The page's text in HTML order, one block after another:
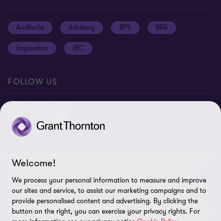
Ética y Manual de Gestión de Calidad
Disclaimer
Preferencias de cookies
Auditoría Advisory BPS BRS
Impuestos IBC
FOLLOW US
© 2026 Grant Thornton Argentina. Todos los derechos reservados.
'Grant Thornton' se refiere a la marca bajo la cual las firmas
miembro de Grant Thornton prestan servicios de auditoría,
impuestos y consultoría a sus clientes, y/o se refiere a una o más
firmas miembro, según lo requiera el contexto. Grant Thornton
Argentina es una firma miembro de Grant Thornton International
Welcome!
We process your personal information to measure and improve
our sites and service, to assist our marketing campaigns and to
provide personalised content and advertising. By clicking the
button on the right, you can exercise your privacy rights. For